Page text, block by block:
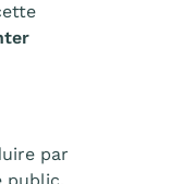
par